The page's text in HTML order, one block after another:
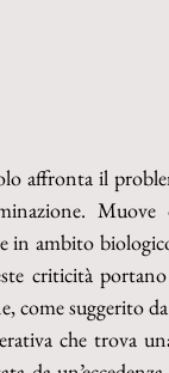
affronta il
in ambito
criticità
come suggerito
che trova